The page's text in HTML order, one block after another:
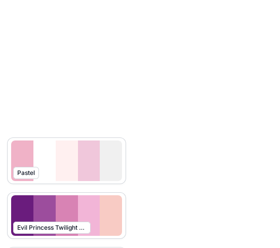
Pastel
Evil Princess Twilight Sparkle